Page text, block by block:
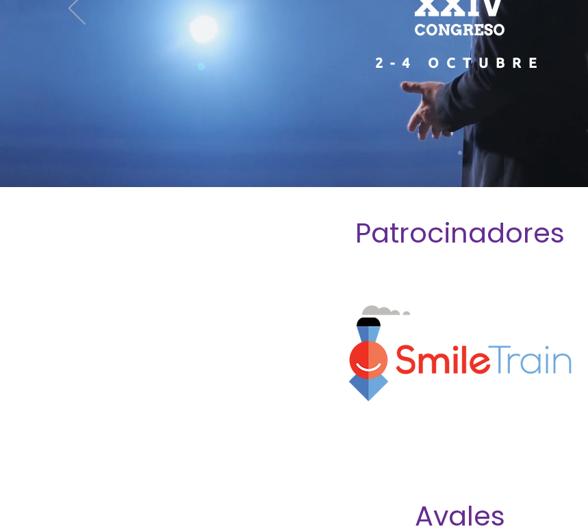
2-4 OCTUBRE
Patrocinadores
Avales